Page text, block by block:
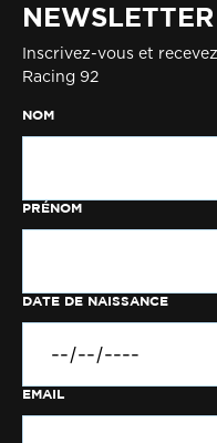
NEWSLETTER
Inscrivez-vous et
Racing 92
NOM
PRÉNOM
DATE DE NAISSANCE
EMAIL